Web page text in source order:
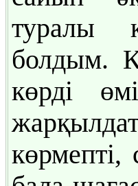
туралы
болдым.
көрді